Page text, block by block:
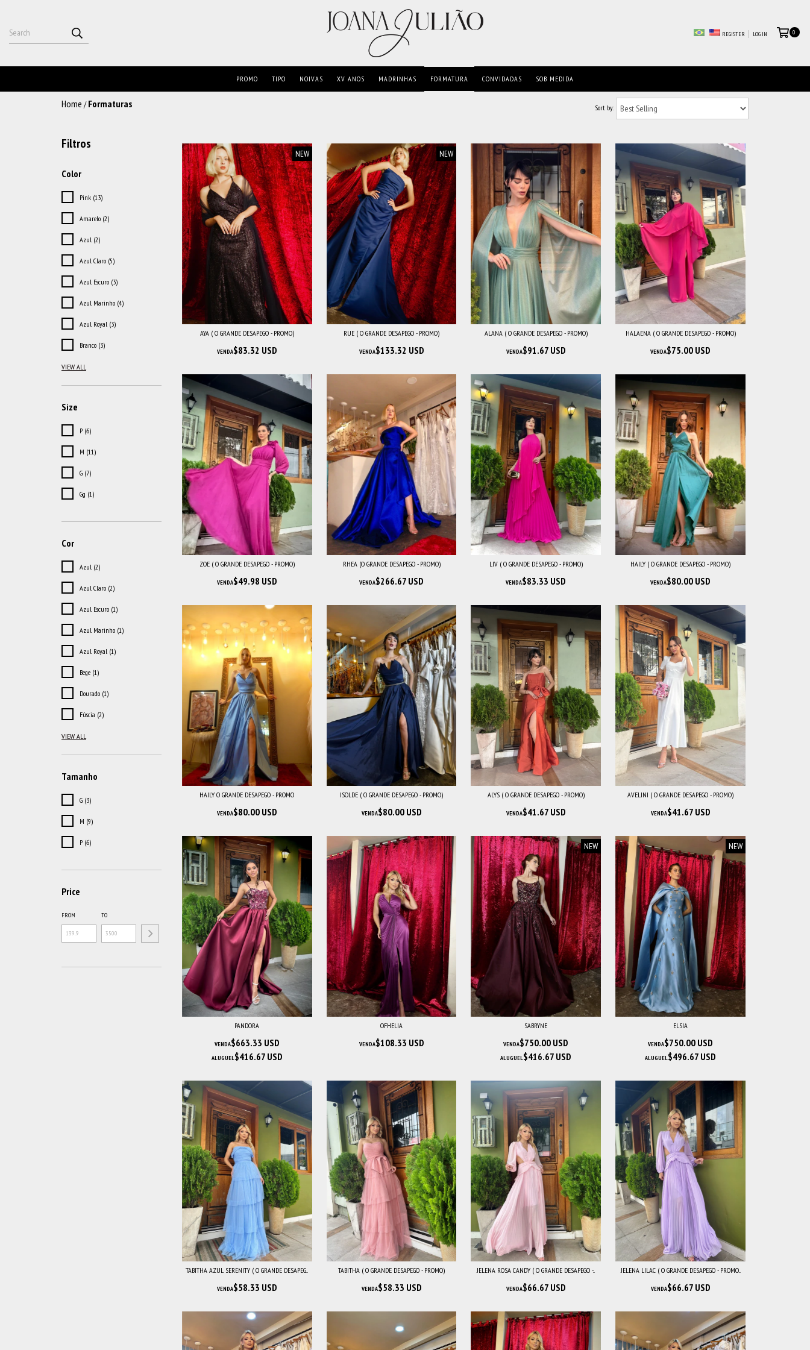
REGISTER LOG IN 0
PROMO TIPO NOIVAS XV ANOS MADRINHAS FORMATURA CONVIDADAS SOB MEDIDA
Home / Formaturas Sort by:
Filtros
Color
Pink (13)
Amarelo (2)
Azul (2)
Azul Claro (5)
Azul Escuro (3)
Azul Marinho (4)
Azul Royal (3)
Branco (3)
VIEW ALL
Size
P (6)
M (11)
G (7)
Gg (1)
Cor
Azul (2)
Azul Claro (2)
Azul Escuro (1)
Azul Marinho (1)
Azul Royal (1)
Bege (1)
Dourado (1)
Fúscia (2)
VIEW ALL
Tamanho
G (3)
M (9)
P (6)
Price
FROM TO
NEW
AYA ( O GRANDE DESAPEGO - PROMO)
VENDA$83.32 USD
NEW
RUE ( O GRANDE DESAPEGO - PROMO)
VENDA$133.32 USD
ALANA ( O GRANDE DESAPEGO - PROMO)
VENDA$91.67 USD
HALAENA ( O GRANDE DESAPEGO - PROMO)
VENDA$75.00 USD
ZOE ( O GRANDE DESAPEGO - PROMO)
VENDA$49.98 USD
RHEA (O GRANDE DESAPEGO - PROMO)
VENDA$266.67 USD
LIV ( O GRANDE DESAPEGO - PROMO)
VENDA$83.33 USD
HAILY ( O GRANDE DESAPEGO - PROMO)
VENDA$80.00 USD
HAILY O GRANDE DESAPEGO - PROMO
VENDA$80.00 USD
ISOLDE ( O GRANDE DESAPEGO - PROMO)
VENDA$80.00 USD
ALYS ( O GRANDE DESAPEGO - PROMO)
VENDA$41.67 USD
AVELINI ( O GRANDE DESAPEGO - PROMO)
VENDA$41.67 USD
PANDORA
VENDA$663.33 USD
ALUGUEL$416.67 USD
OFHELIA
VENDA$108.33 USD
NEW
SABRYNE
VENDA$750.00 USD
ALUGUEL$416.67 USD
NEW
ELSIA
VENDA$750.00 USD
ALUGUEL$496.67 USD
TABITHA AZUL SERENITY ( O GRANDE DESAPEG...
VENDA$58.33 USD
TABITHA ( O GRANDE DESAPEGO - PROMO)
VENDA$58.33 USD
JELENA ROSA CANDY ( O GRANDE DESAPEGO -...
VENDA$66.67 USD
JELENA LILAC ( O GRANDE DESAPEGO - PROMO...
VENDA$66.67 USD